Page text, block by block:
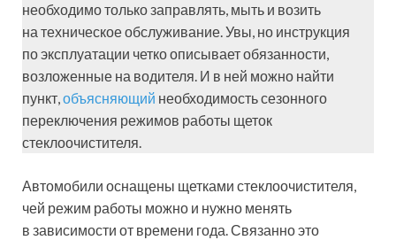
необходимо только заправлять, мыть и возить
на техническое обслуживание. Увы, но инструкция
по эксплуатации четко описывает обязанности,
возложенные на водителя. И в ней можно найти
пункт,объясняющий необходимость сезонного
переключения режимов работы щеток
стеклоочистителя.
Автомобили оснащены щетками стеклоочистителя,
чей режим работы можно и нужно менять
в зависимости от времени года. Связанно это